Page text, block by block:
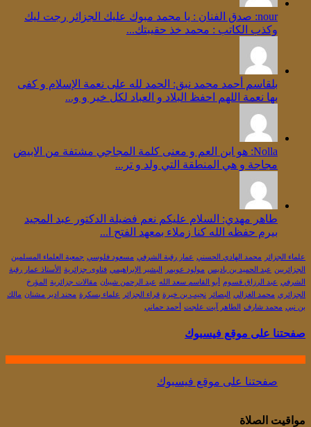
nour: صدق الفنان : يا محمد مبوك عليك الجزائر رجت ليك
وكذب الكاتب : محمد خذ حقيبتك...
بلقاسم أحمد محمد نبق: الحمد لله على نعمة الإسلام و كفى
بها نعمة اللهم احفظ البلاد و العباد لكل خير و و...
Nolla: هو ابن العم و معنى كلمة المجاجي مشتفة من الابيض
مجاجة و هي المنطقة التي ولد و تر...
طاهر مهدي: السلام عليكم نعم فضيلة الدكتور عبد المجيد
بيرم حفظه الله كنا زملاء بمعهد الفتح ا...
علماء الجزائر محمد الهادي الحسني عمار رقبة الشرفي مسعود فلوسي جمعية العلماء المسلمين
الجزائريين عبد الحميد بن باديس مولود عويمر البشير الإبراهيمي فتاوى جزائرية
الأستاذ عمار رقبة
الشرفي عبد الرزاق قسوم أبو القاسم سعد الله عبد الرحمن شيبان مقالات جزائرية
المؤرخ
الجزائري محمد الغزالي البصائر نجيب بن خيرة قراء الجزائر علماء بسكرة محند إدير مشنان مالك
بن نبي محمد شارف الطاهر آيت علجت أحمد حماني
صفحتنا على موقع فيسبوك
صفحتنا على موقع فيسبوك
مواقيت الصلاة